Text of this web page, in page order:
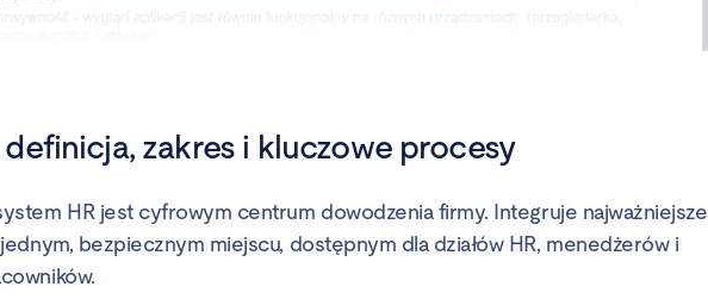
definicja, zakres i kluczowe procesy
HR jest cyfrowym centrum dowodzenia firmy. Integruje najważniejsze
bezpiecznym miejscu, dostępnym dla działów HR, menedżerów i